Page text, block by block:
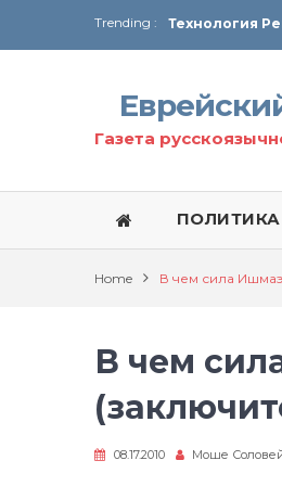
Trending :
Технология
Газета
ПОЛИТИКА
Home В чем сила
В чем
08.17.2010 Моше